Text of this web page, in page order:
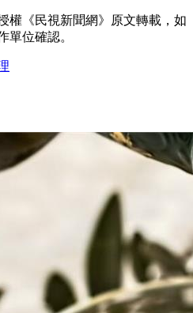
權《民視新聞網》原文轉載，如
單位確認。